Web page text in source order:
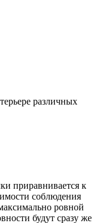
различных
приравнивается к
соблюдения
ровной
будут сразу же